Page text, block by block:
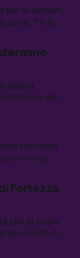
per le elezioni,
parte. Tra le
la coalizione, e
agenti IA
diceva
del
di
stata
prossime
gli
stati arrestati
Fortezza
che si vuole
dei